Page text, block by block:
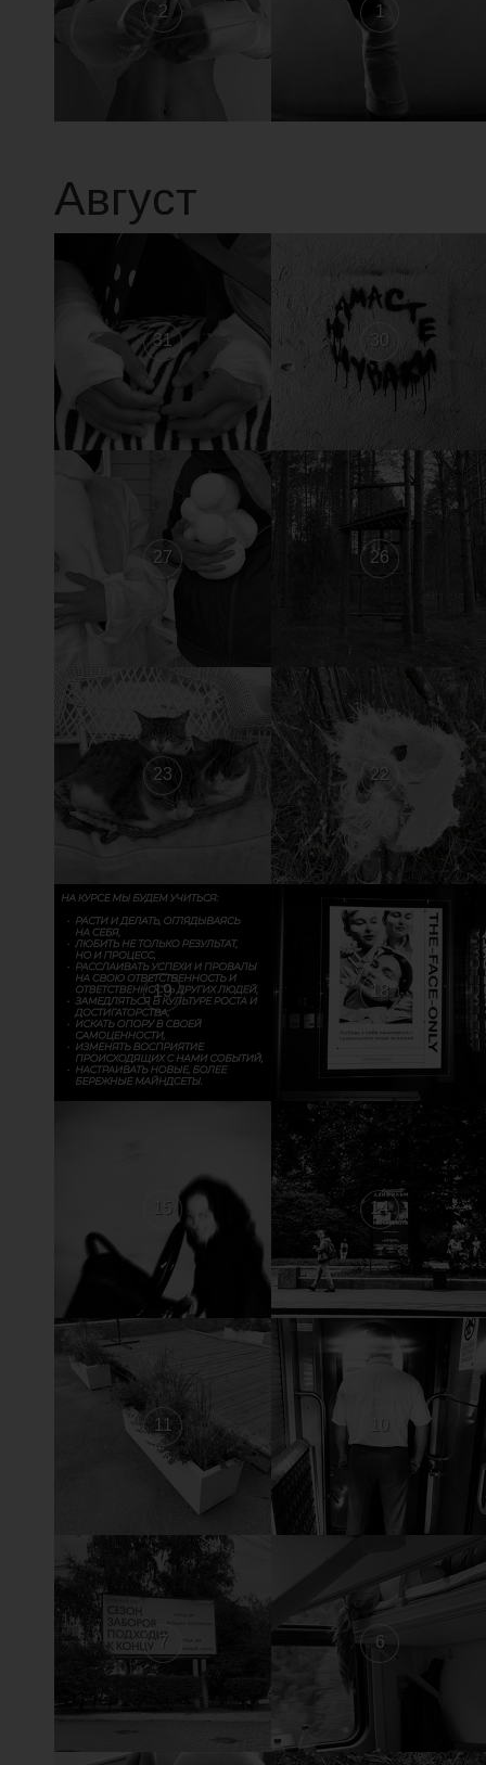
2 1
Август
31 30
27 26
23 22
19 18
15 14
11 10
7 6